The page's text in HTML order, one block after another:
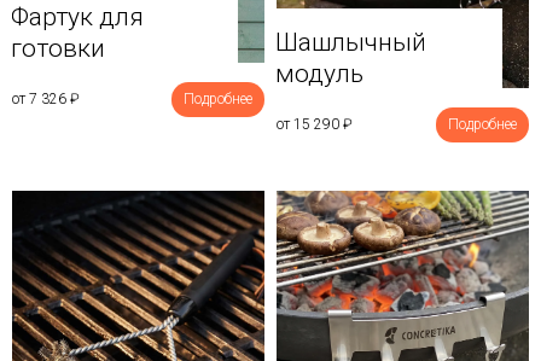
Фартук для
готовки
от 7 326 ₽ Подробнее
Шашлычный
модуль
от 15 290 ₽ Подробнее